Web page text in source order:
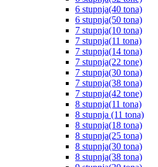
6 stupnja(40 tona)
6 stupnja(50 tona)
7 stupnja(10 tona)
7 stupnja(11 tona)
7 stupnja(14 tona)
7 stupnja(22 tone)
7 stupnja(30 tona)
7 stupnja(38 tona)
7 stupnja(42 tone)
8 stupnja(11 tona)
8 stupnja (11 tona)
8 stupnja(18 tona)
8 stupnja(25 tona)
8 stupnja(30 tona)
8 stupnja(38 tona)